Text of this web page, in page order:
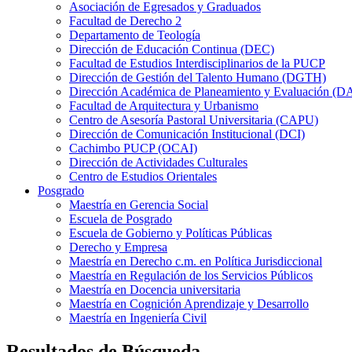
Asociación de Egresados y Graduados
Facultad de Derecho 2
Departamento de Teología
Dirección de Educación Continua (DEC)
Facultad de Estudios Interdisciplinarios de la PUCP
Dirección de Gestión del Talento Humano (DGTH)
Dirección Académica de Planeamiento y Evaluación
Facultad de Arquitectura y Urbanismo
Centro de Asesoría Pastoral Universitaria (CAPU)
Dirección de Comunicación Institucional (DCI)
Cachimbo PUCP (OCAI)
Dirección de Actividades Culturales
Centro de Estudios Orientales
Posgrado
Maestría en Gerencia Social
Escuela de Posgrado
Escuela de Gobierno y Políticas Públicas
Derecho y Empresa
Maestría en Derecho c.m. en Política Jurisdiccional
Maestría en Regulación de los Servicios Públicos
Maestría en Docencia universitaria
Maestría en Cognición Aprendizaje y Desarrollo
Maestría en Ingeniería Civil